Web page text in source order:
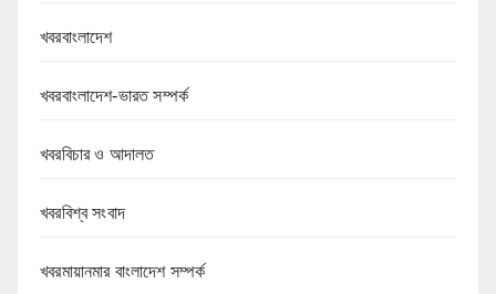
খবরবাংলাদেশ
খবরবাংলাদেশ-ভারত সম্পর্ক
খবরবিচার ও আদালত
খবরবিশ্ব সংবাদ
খবরমায়ানমার বাংলাদেশ সম্পর্ক